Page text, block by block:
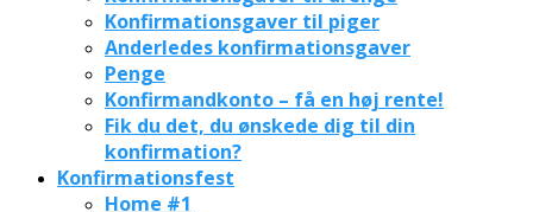
Konfirmationsgaver til piger
Anderledes konfirmationsgaver
Penge
Konfirmandkonto – få en høj rente!
Fik du det, du ønskede dig til din
konfirmation?
Konfirmationsfest
Home #1